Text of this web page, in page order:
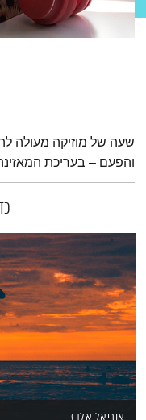
תמצית הפודקאסט
שעה של מוזיקה מעולה
והפעם – בעריכת